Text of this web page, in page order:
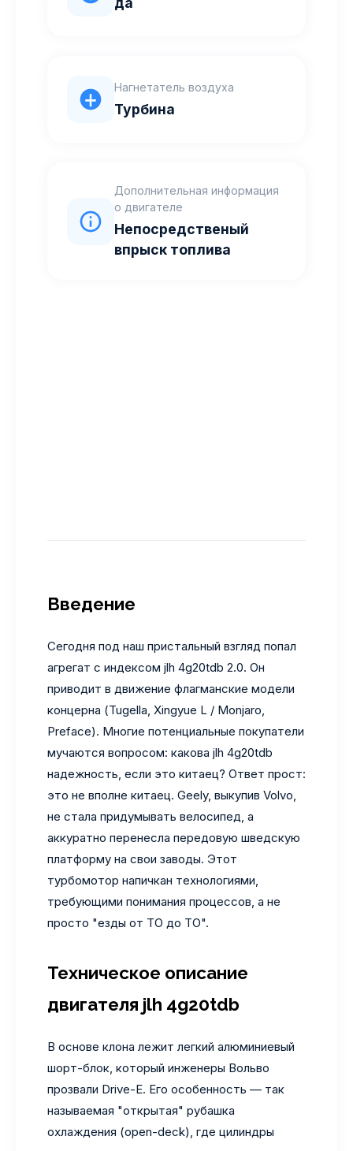
Нагнетатель воздуха
Турбина
Дополнительная информация
о двигателе
Непосредственый
впрыск топлива
Введение
Сегодня под наш пристальный взгляд попал
агрегат с индексом jlh 4g20tdb 2.0. Он
приводит в движение флагманские модели
концерна (Tugella, Xingyue L / Monjaro,
Preface). Многие потенциальные покупатели
мучаются вопросом: какова jlh 4g20tdb
надежность, если это китаец? Ответ прост:
это не вполне китаец. Geely, выкупив Volvo,
не стала придумывать велосипед, а
аккуратно перенесла передовую шведскую
платформу на свои заводы. Этот
турбомотор напичкан технологиями,
требующими понимания процессов, а не
просто "езды от ТО до ТО".
Техническое описание
двигателя jlh 4g20tdb
В основе клона лежит легкий алюминиевый
шорт-блок, который инженеры Вольво
прозвали Drive-E. Его особенность — так
называемая "открытая" рубашка
охлаждения (open-deck), где цилиндры